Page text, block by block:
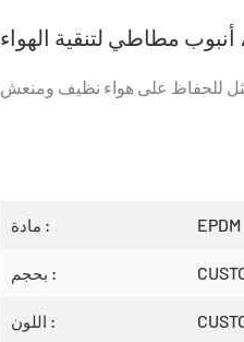
مطاطي لتنقية الهواء
للحفاظ على هواء نظيف ومنعش
مادة : EPDM
بحجم :
اللون :